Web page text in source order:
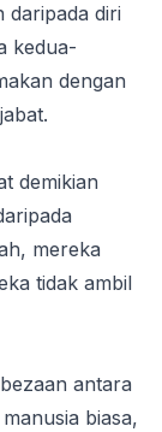
daripada diri
kedua-
dengan
demikian
mereka
tidak ambil
antara
biasa,